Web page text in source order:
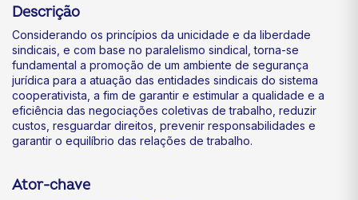
Descrição
Considerando os princípios da unicidade e da liberdade
sindicais, e com base no paralelismo sindical, torna-se
fundamental a promoção de um ambiente de segurança
jurídica para a atuação das entidades sindicais do sistema
cooperativista, a fim de garantir e estimular a qualidade e a
eficiência das negociações coletivas de trabalho, reduzir
custos, resguardar direitos, prevenir responsabilidades e
garantir o equilíbrio das relações de trabalho.
Ator-chave